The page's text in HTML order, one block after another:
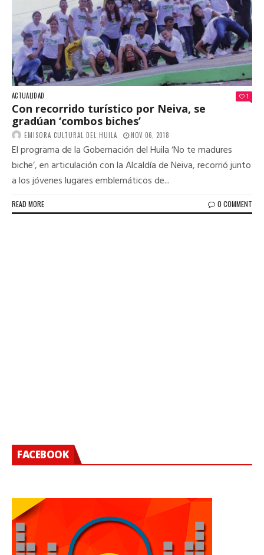
ACTUALIDAD 1
Con recorrido turístico por Neiva, se
gradúan ‘combos biches’
EMISORA CULTURAL DEL HUILA NOV 06, 2018
El programa de la Gobernación del Huila ‘No te madures
biche’, en articulación con la Alcaldía de Neiva, recorrió junto
a los jóvenes lugares emblemáticos de...
READ MORE 0 COMMENT
FACEBOOK